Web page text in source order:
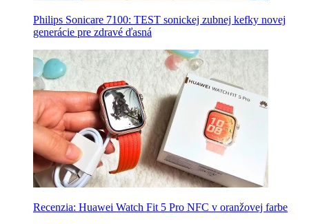
Philips Sonicare 7100: TEST sonickej zubnej kefky novej
generácie pre zdravé ďasná
Recenzia: Huawei Watch Fit 5 Pro NFC v oranžovej farbe